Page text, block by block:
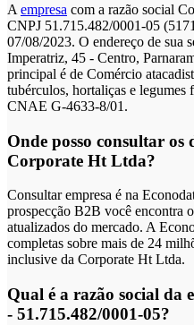
A empresa com a razão social
CNPJ 51.715.482/0001-05
07/08/2023. O endereço de sua
Imperatriz, 45 - Centro,
principal é de Comércio
tubérculos, hortaliças e legumes
CNAE G-4633-8/01.
Onde posso consultar os
Corporate Ht Ltda?
Consultar empresa é na
prospecção B2B você encontra
atualizados do mercado. A
completas sobre mais de 24
inclusive da Corporate Ht Ltda.
Qual é a razão social da
- 51.715.482/0001-05?